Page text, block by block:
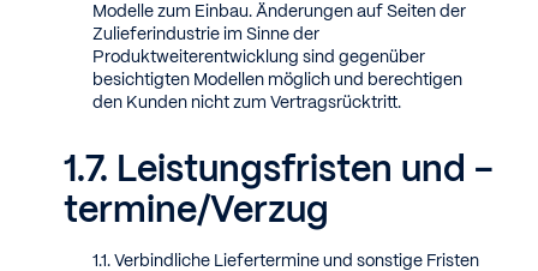
Modelle zum Einbau. Änderungen auf Seiten der
Zulieferindustrie im Sinne der
Produktweiterentwicklung sind gegenüber
besichtigten Modellen möglich und berechtigen
den Kunden nicht zum Vertragsrücktritt.
Leistungsfristen und -
termine/Verzug
Verbindliche Liefertermine und sonstige Fristen